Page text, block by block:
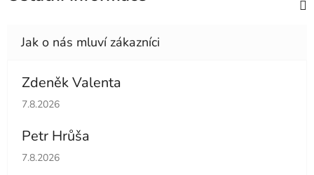
Zdeněk Valenta
Hodnocení obchodu je 5 z 5 hvězdiček.
7.8.2026
Petr Hrůša
Hodnocení obchodu je 5 z 5 hvězdiček.
7.8.2026